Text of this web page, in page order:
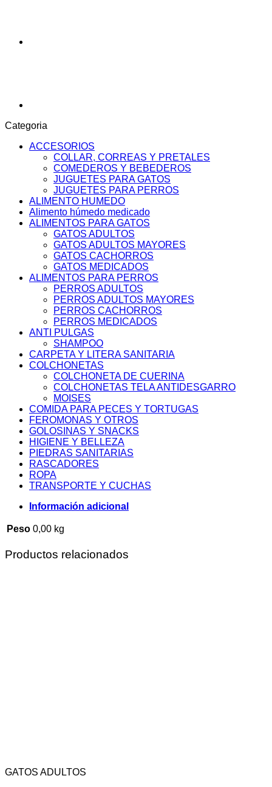
Categoria
ACCESORIOS
COLLAR, CORREAS Y PRETALES
COMEDEROS Y BEBEDEROS
JUGUETES PARA GATOS
JUGUETES PARA PERROS
ALIMENTO HUMEDO
Alimento húmedo medicado
ALIMENTOS PARA GATOS
GATOS ADULTOS
GATOS ADULTOS MAYORES
GATOS CACHORROS
GATOS MEDICADOS
ALIMENTOS PARA PERROS
PERROS ADULTOS
PERROS ADULTOS MAYORES
PERROS CACHORROS
PERROS MEDICADOS
ANTI PULGAS
SHAMPOO
CARPETA Y LITERA SANITARIA
COLCHONETAS
COLCHONETA DE CUERINA
COLCHONETAS TELA ANTIDESGARRO
MOISES
COMIDA PARA PECES Y TORTUGAS
FEROMONAS Y OTROS
GOLOSINAS Y SNACKS
HIGIENE Y BELLEZA
PIEDRAS SANITARIAS
RASCADORES
ROPA
TRANSPORTE Y CUCHAS
Información adicional
Peso 0,00 kg
Productos relacionados
GATOS ADULTOS